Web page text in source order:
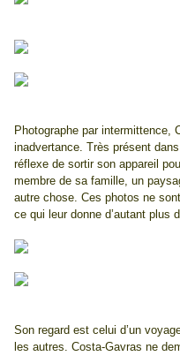
Photographe par intermittence,
inadvertance. Très présent
réflexe de sortir son appareil
membre de sa famille, un
autre chose. Ces photos ne
ce qui leur donne d’autant plus
Son regard est celui d’un
les autres. Costa-Gavras ne